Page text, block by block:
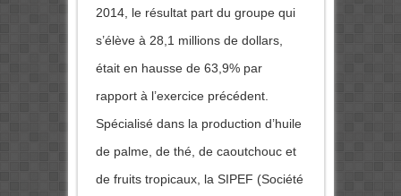
2014, le résultat part du groupe qui
s’élève à 28,1 millions de dollars,
était en hausse de 63,9% par
rapport à l’exercice précédent.
Spécialisé dans la production d’huile
de palme, de thé, de caoutchouc et
de fruits tropicaux, la SIPEF (Société